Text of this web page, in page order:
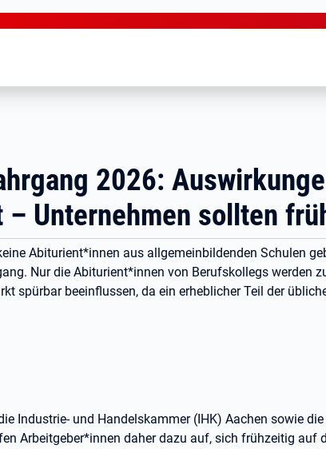
2026:
Unternehmen sollten
Abiturient*innen aus allgemeinbildenden Schulen
Nur die Abiturient*innen von Berufskollegs werden
spürbar beeinflussen, da ein erheblicher Teil der
Industrie- und Handelskammer (IHK) Aachen sowie die
Arbeitgeber*innen daher dazu auf, sich frühzeitig auf